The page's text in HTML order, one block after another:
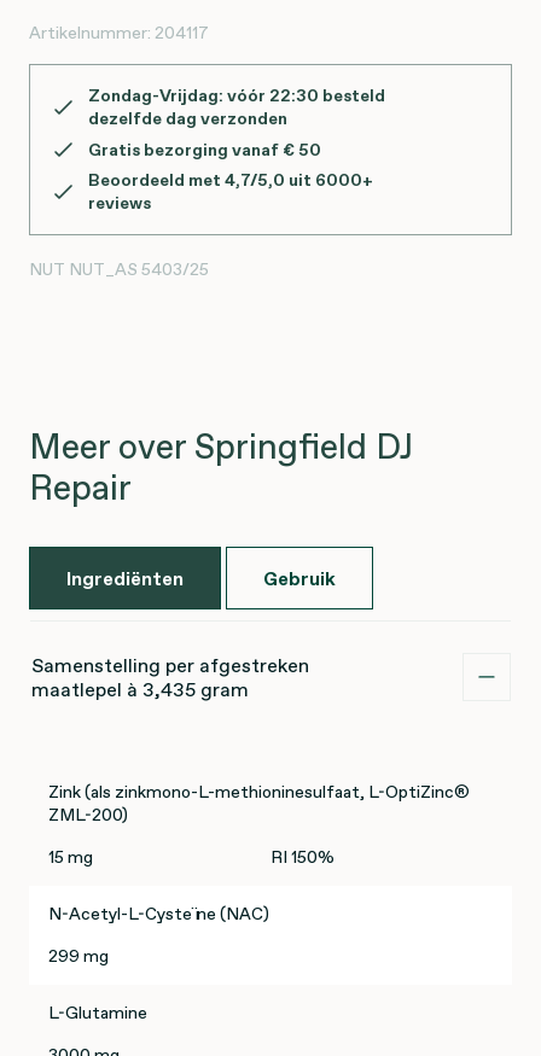
Artikelnummer: 204117
Zondag-Vrijdag: vóór 22:30 besteld
dezelfde dag verzonden
Gratis bezorging vanaf € 50
Beoordeeld met 4,7/5,0 uit 6000+
reviews
NUT NUT_AS 5403/25
Meer over Springfield DJ
Repair
Ingrediënten Gebruik
Samenstelling per afgestreken
maatlepel à 3,435 gram
Zink (als zinkmono-L-methioninesulfaat, L-OptiZinc®
ZML-200)
15 mg
RI 150%
N-Acetyl-L-Cysteïne (NAC)
299 mg
L-Glutamine